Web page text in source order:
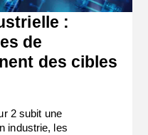
:
de
des cibles
2 subit une
industrie, les